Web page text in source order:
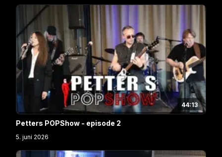
44:13
Petters POPShow - episode 2
5. juni 2026